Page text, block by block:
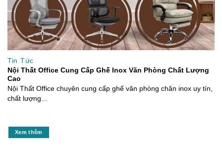
Tin Tức
Nội Thất Office Cung Cấp Ghế Inox Văn Phòng Chất Lượng
Cao
Nội Thất Office chuyên cung cấp ghế văn phòng chân inox uy tín,
chất lượng...
Xem thêm